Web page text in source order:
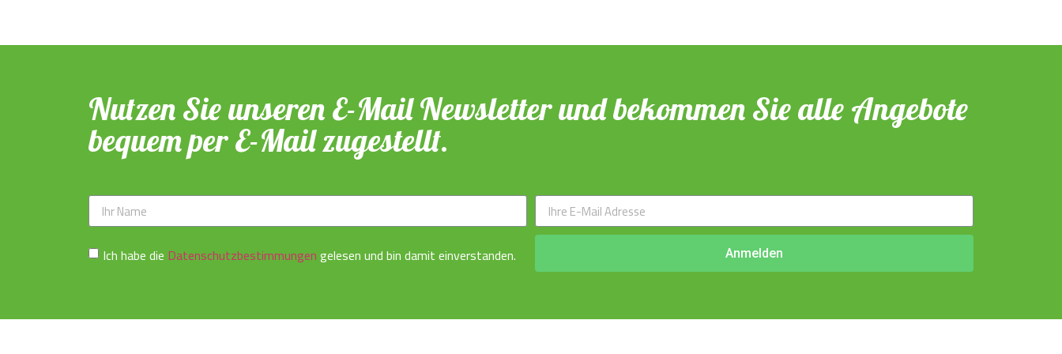
Nutzen Sie unseren E-Mail Newsletter und bekommen Sie alle Angebote
bequem per E-Mail zugestellt.
Ich habe die Datenschutzbestimmungengelesen und bin damit einverstanden. Anmelden